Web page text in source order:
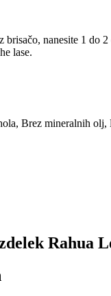
nanesite 1 do
lase.
Brez mineralnih
Rahua